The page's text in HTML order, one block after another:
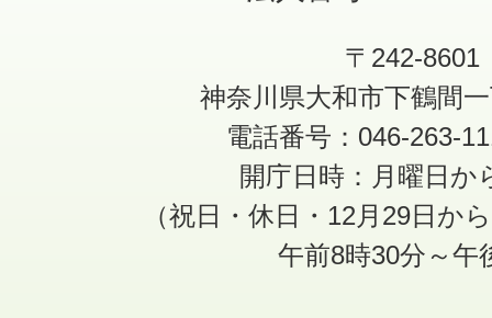
〒242-8601
神奈川県大和市下鶴間
電話番号：046-263-
開庁日時：月曜日か
（祝日・休日・12月29日か
午前8時30分～午